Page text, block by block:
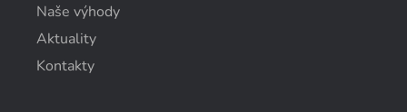
Naše výhody
Aktuality
Kontakty